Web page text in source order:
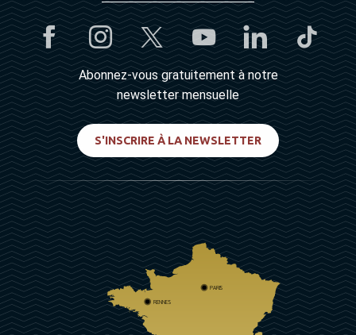
Abonnez-vous gratuitement à notre
newsletter mensuelle
S'INSCRIRE À LA NEWSLETTER
PARIS
RENNES